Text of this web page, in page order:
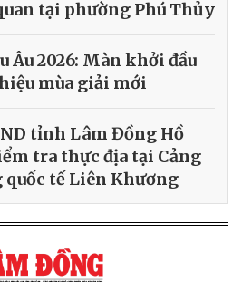
tại phường Phú Thủy
Âu 2026: Màn khởi đầu
mùa giải mới
tỉnh Lâm Đồng Hồ
tra thực địa tại Cảng
tế Liên Khương